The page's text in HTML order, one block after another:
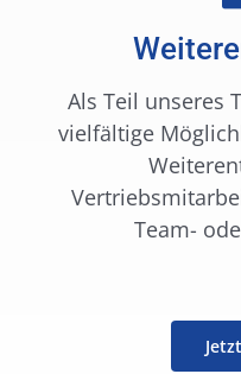
Als Teil unseres
vielfältige
Team-